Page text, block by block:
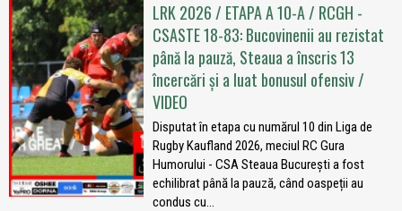
LRK 2026 / ETAPA A 10-A / RCGH -
CSASTE 18-83: Bucovinenii au rezistat
până la pauză, Steaua a înscris 13
încercări și a luat bonusul ofensiv /
VIDEO
Disputat în etapa cu numărul 10 din Liga de
Rugby Kaufland 2026, meciul RC Gura
Humorului - CSA Steaua București a fost
echilibrat până la pauză, când oaspeții au
condus cu...